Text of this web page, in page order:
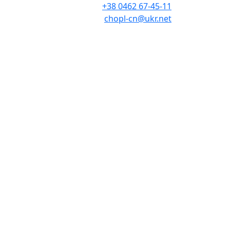
+38 0462 67-45-11
chopl-cn@ukr.net